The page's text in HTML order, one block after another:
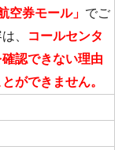
空券モール」 でご
、 コールセンタ
認できない理由
ができません。